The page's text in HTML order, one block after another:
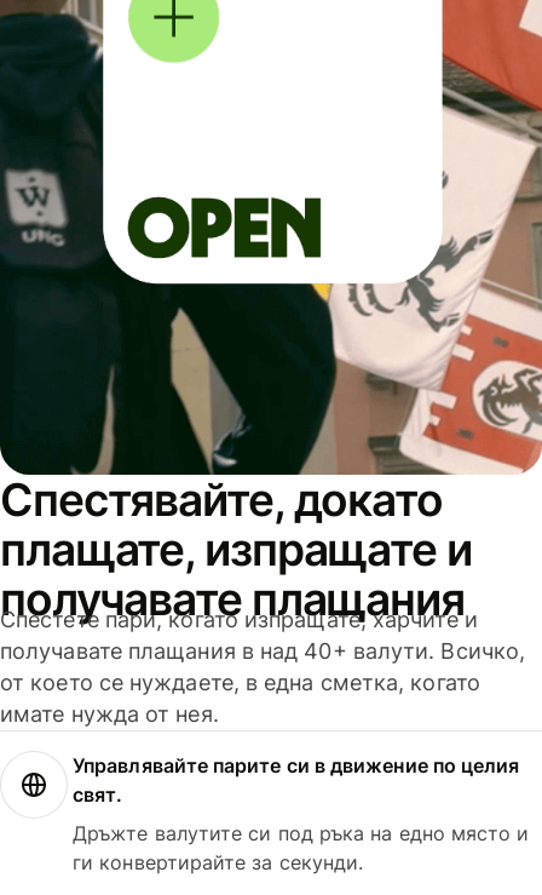
Спестявайте, докато
плащате, изпращате и
получавате плащания
Спестете пари, когато изпращате, харчите и
получавате плащания в над 40+ валути. Всичко,
от което се нуждаете, в една сметка, когато
имате нужда от нея.
Управлявайте парите си в движение по целия
свят.
Дръжте валутите си под ръка на едно място и
ги конвертирайте за секунди.